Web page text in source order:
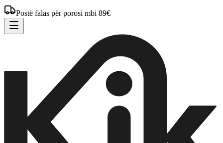
Postë falas për porosi mbi 89€